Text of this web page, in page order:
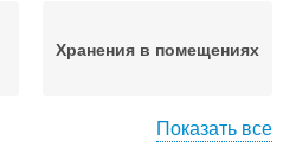
Хранения в помещениях
Показать все